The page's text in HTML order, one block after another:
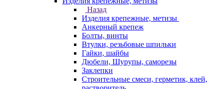
Назад
Изделия крепежные, метизы
Анкерный крепеж
Болты, винты
Втулки, резьбовые шпильки
Гайки, шайбы
Дюбели, Шурупы, саморезы
Заклепки
Строительные смеси, герметик, клей,